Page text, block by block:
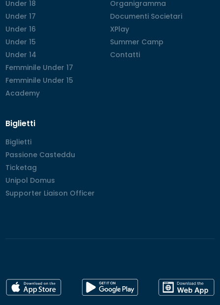
Under 18
Under 18
Under 17
Under 17
Under 16
Under 16
Under 15
Under 15
Under 14
Under 14
Femminile Under 17
Femminile Under 17
Femminile Under 15
Femminile Under 15
Academy
Academy
Organigramma
Organigramma
Documenti Societari
Documenti Societari
XPlay
XPlay
Summer Camp
Summer Camp
Contatti
Contatti
Biglietti
Biglietti
Biglietti
Passione Casteddu
Passione Casteddu
Ticketag
Ticketag
Unipol Domus
Unipol Domus
Supporter Liaison Officer
Supporter Liaison Officer